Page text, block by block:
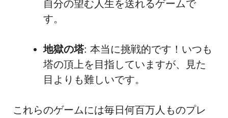
自分の望む人生を送れるゲームで
す。
地獄の塔: 本当に挑戦的です！いつも
塔の頂上を目指していますが、見た
目よりも難しいです。
これらのゲームには毎日何百万人ものプレ